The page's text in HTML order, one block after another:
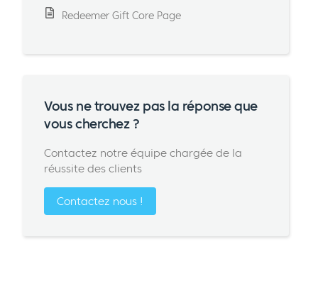
Redeemer Gift Core Page
Vous ne trouvez pas la réponse que
vous cherchez ?
Contactez notre équipe chargée de la
réussite des clients
Contactez nous !